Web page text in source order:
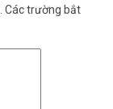
Các trường bắt